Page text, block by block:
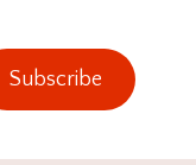
Subscribe